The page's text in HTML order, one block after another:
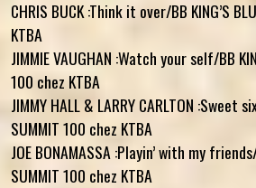
CHRIS BUCK :Think it over/BB KING’S
KTBA
JIMMIE VAUGHAN :Watch your self/BB
100 chez KTBA
JIMMY HALL & LARRY CARLTON :Sweet
SUMMIT 100 chez KTBA
JOE BONAMASSA :Playin’ with my
SUMMIT 100 chez KTBA